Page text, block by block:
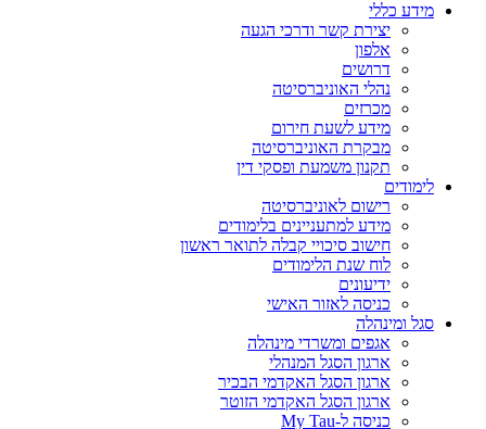
מידע כללי
יצירת קשר ודרכי הגעה
אלפון
דרושים
נהלי האוניברסיטה
מכרזים
מידע לשעת חירום
מבקרת האוניברסיטה
תקנון משמעת ופסקי דין
לימודים
רישום לאוניברסיטה
מידע למתעניינים בלימודים
חישוב סיכויי קבלה לתואר ראשון
לוח שנת הלימודים
ידיעונים
כניסה לאזור האישי
סגל ומינהלה
אגפים ומשרדי מינהלה
ארגון הסגל המנהלי
ארגון הסגל האקדמי הבכיר
ארגון הסגל האקדמי הזוטר
כניסה ל-My Tau